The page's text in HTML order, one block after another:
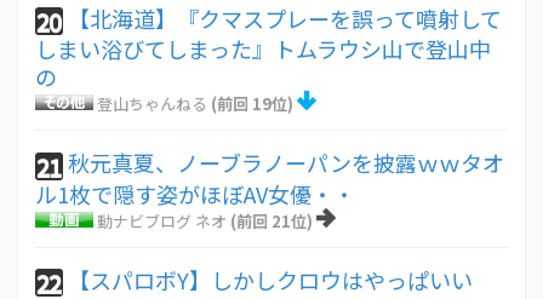
20
【北海道】『クマスプレーを誤って噴射して
しまい浴びてしまった』トムラウシ山で登山中
の
登山ちゃんねる (前回 19位)
21秋元真夏、ノーブラノーパンを披露ｗｗタオ
ル1枚で隠す姿がほぼAV女優・・
動ナビブログ ネオ (前回 21位)
22
【スパロボY】しかしクロウはやっぱいい